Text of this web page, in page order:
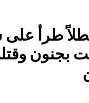
طرأ على
بجنون